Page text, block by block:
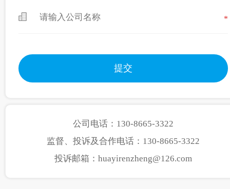
*
公司电话：130-8665-3322
监督、投诉及合作电话：130-8665-3322
投诉邮箱：huayirenzheng@126.com